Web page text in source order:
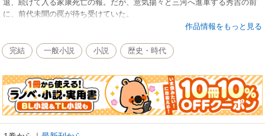
退、続けて入る家康死亡の報。だが、意気揚々と三河へ進軍する秀吉の前
に、前代未聞の罠が待ち受けていた。
作品情報をもっと見る
完結 一般小説 小説 歴史・時代